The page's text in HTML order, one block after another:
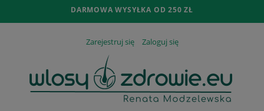
DARMOWA WYSYŁKA OD 250 ZŁ
Zarejestruj się Zaloguj się